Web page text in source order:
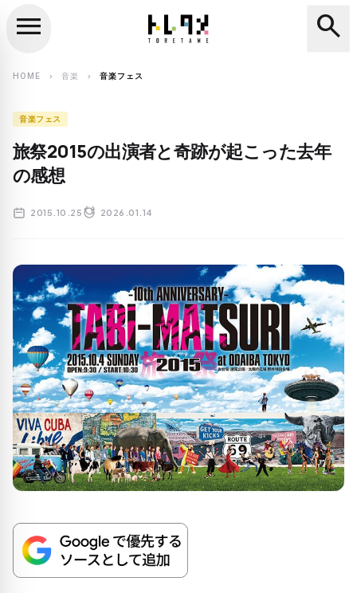
search
menu search
HOME chevron_right 音楽 chevron_right 音楽フェス
音楽フェス
旅祭2015の出演者と奇跡が起こった去年
の感想
2015.10.25 2026.01.14